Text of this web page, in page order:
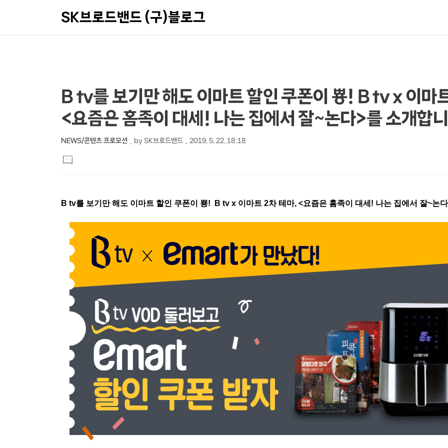
SK브로드밴드 (구)블로그
상
세
컨
텐
츠
본
문
제
B tv를 보기만 해도 이마트 할인 쿠폰이 뿅! B tv x 이마
<요즘은 홈족이 대세! 나는 집에서 잘~논다>를 소개합
NEWS/콘텐츠 프로모션 by SK브로드밴드 2019. 5. 22. 18:18
문
댓
글
B tv를 보기만 해도 이마트 할인 쿠폰이 뿅! B tv x 이마트 2차 테마, <요즘은 홈족이 대세! 나는 집에서 잘~논